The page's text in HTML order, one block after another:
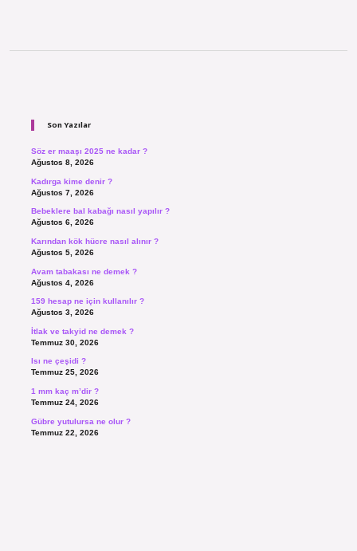
Son Yazılar
Söz er maaşı 2025 ne kadar ?
Ağustos 8, 2026
Kadırga kime denir ?
Ağustos 7, 2026
Bebeklere bal kabağı nasıl yapılır ?
Ağustos 6, 2026
Karından kök hücre nasıl alınır ?
Ağustos 5, 2026
Avam tabakası ne demek ?
Ağustos 4, 2026
159 hesap ne için kullanılır ?
Ağustos 3, 2026
İtlak ve takyid ne demek ?
Temmuz 30, 2026
Isı ne çeşidi ?
Temmuz 25, 2026
1 mm kaç m’dir ?
Temmuz 24, 2026
Gübre yutulursa ne olur ?
Temmuz 22, 2026